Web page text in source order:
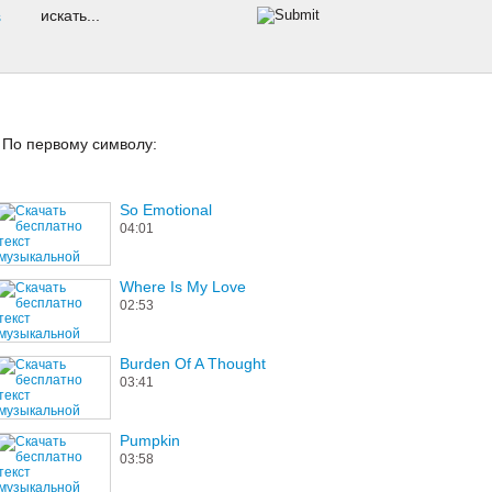
По первому символу:
So Emotional
04:01
Where Is My Love
02:53
Burden Of A Thought
03:41
Pumpkin
03:58